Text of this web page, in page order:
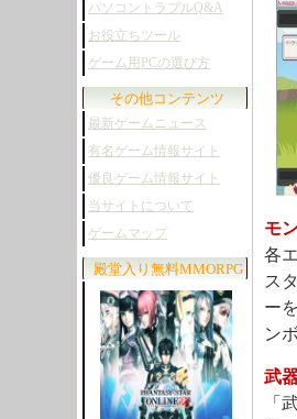
モ
各
ス
ー
ン
武
「
パソコントラブルQ&A
お役立ちツール
ゲーム用PCの選び方
その他コンテンツ
最新ゲームニュース
有名ゲーム情報サイト
優良ゲーム情報サイト
当サイトについて
ゲームマップ
殿堂入り無料MMORPG